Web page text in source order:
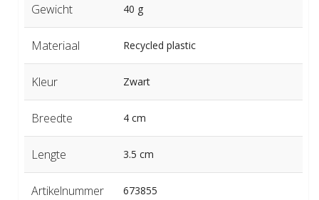
Gewicht 40 g
Materiaal Recycled plastic
Kleur Zwart
Breedte 4 cm
Lengte 3.5 cm
Artikelnummer 673855